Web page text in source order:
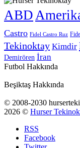
ABD
Castro Fidel Castro Ruz
Tekinoktay Kimdir
Demirören İran
Futbol Hakkında
Beşiktaş Hakkında
© 2008-2030
2026 © Hurser
RSS
Facebook